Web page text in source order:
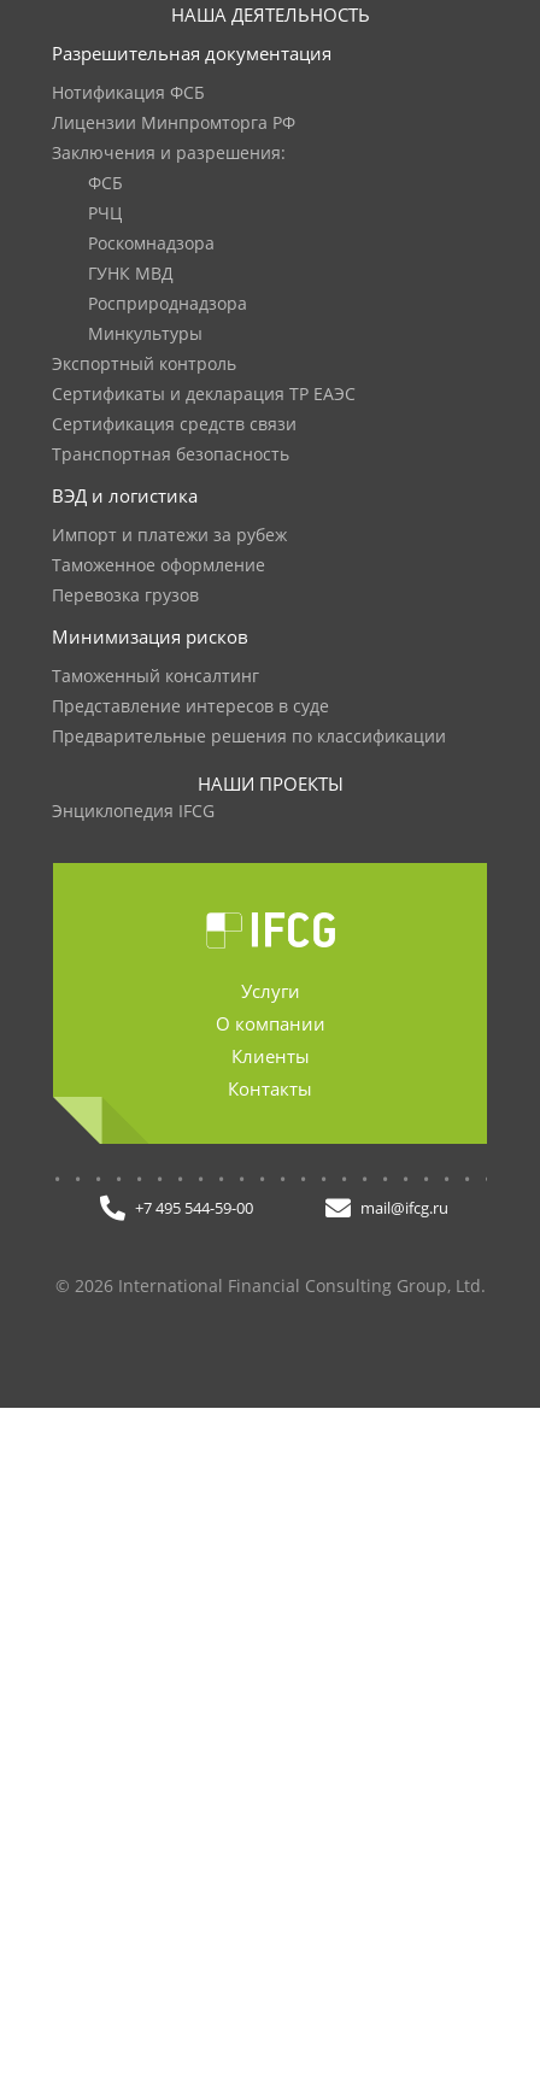
НАША ДЕЯТЕЛЬНОСТЬ
Разрешительная документация
Нотификация ФСБ
Лицензии Минпромторга РФ
Заключения и разрешения:
ФСБ
РЧЦ
Роскомнадзора
ГУНК МВД
Росприроднадзора
Минкультуры
Экспортный контроль
Сертификаты и декларация ТР ЕАЭС
Сертификация средств связи
Транспортная безопасность
ВЭД и логистика
Импорт и платежи за рубеж
Таможенное оформление
Перевозка грузов
Минимизация рисков
Таможенный консалтинг
Представление интересов в суде
Предварительные решения по классификации
НАШИ ПРОЕКТЫ
Энциклопедия IFCG
Услуги
О компании
Клиенты
Контакты
+7 495 544-59-00 mail@ifcg.ru
© 2026 International Financial Consulting Group, Ltd.